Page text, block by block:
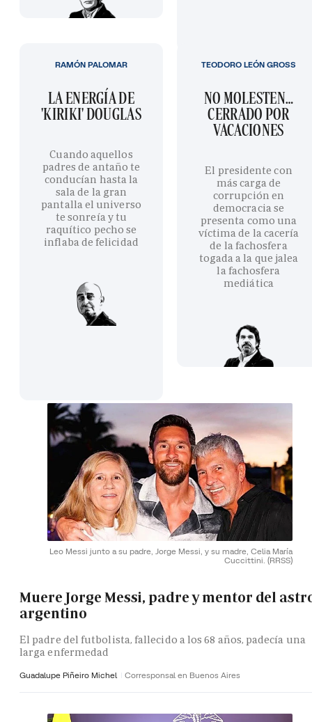
LA ENERGÍA DE
'KIRIKI' DOUGLAS
Cuando aquellos
padres de antaño te
conducían hasta la
sala de la gran
pantalla el universo
te sonreía y tu
raquítico pecho se
inflaba de felicidad
RAMÓN PALOMAR
NO MOLESTEN…
CERRADO POR
VACACIONES
El presidente con
más carga de
corrupción en
democracia se
presenta como una
víctima de la cacería
de la fachosfera
togada a la que jalea
la fachosfera
mediática
TEODORO LEÓN GROSS
Leo Messi junto a su padre, Jorge Messi, y su madre, Celia María
Cuccittini. (RRSS)
Muere Jorge Messi, padre y mentor del
argentino
El padre del futbolista, fallecido a los 68 años, padecía una
larga enfermedad
Guadalupe Piñeiro Michel Corresponsal en Buenos Aires